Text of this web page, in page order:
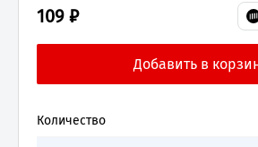
109 ₽
Количество